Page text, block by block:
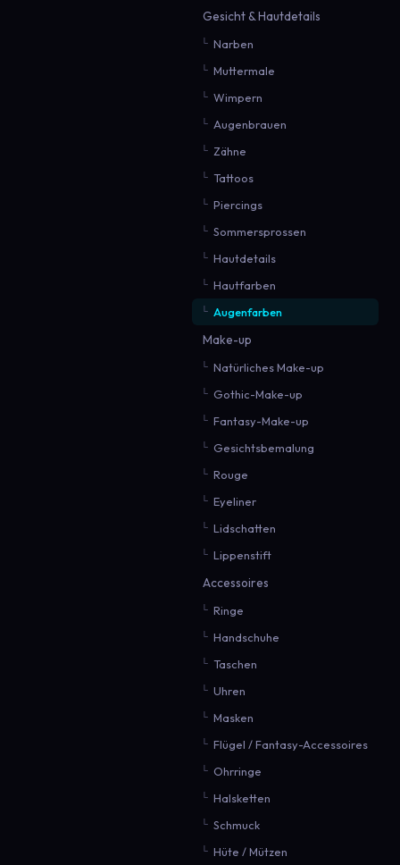
Gesicht & Hautdetails
Narben
Muttermale
Wimpern
Augenbrauen
Zähne
Tattoos
Piercings
Sommersprossen
Hautdetails
Hautfarben
Augenfarben
Make-up
Natürliches Make-up
Gothic-Make-up
Fantasy-Make-up
Gesichtsbemalung
Rouge
Eyeliner
Lidschatten
Lippenstift
Accessoires
Ringe
Handschuhe
Taschen
Uhren
Masken
Flügel / Fantasy-Accessoires
Ohrringe
Halsketten
Schmuck
Hüte / Mützen